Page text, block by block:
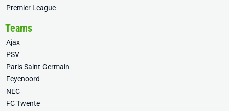
Premier League
Teams
Ajax
PSV
Paris Saint-Germain
Feyenoord
NEC
FC Twente